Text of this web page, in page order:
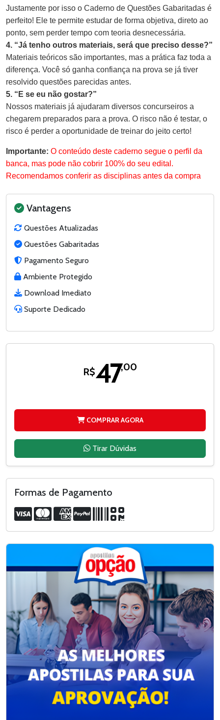
Justamente por isso o Caderno de Questões Gabaritadas é
perfeito! Ele te permite estudar de forma objetiva, direto ao
ponto, sem perder tempo com teoria desnecessária.
4. “Já tenho outros materiais, será que preciso desse?”
Materiais teóricos são importantes, mas a prática faz toda a
diferença. Você só ganha confiança na prova se já tiver
resolvido questões parecidas antes.
5. “E se eu não gostar?”
Nossos materiais já ajudaram diversos concurseiros a
chegarem preparados para a prova. O risco não é testar, o
risco é perder a oportunidade de treinar do jeito certo!
Importante: O conteúdo deste caderno segue o perfil da
banca, mas pode não cobrir 100% do seu edital.
Recomendamos conferir as disciplinas antes da compra
Vantagens
Questões Atualizadas
Questões Gabaritadas
Pagamento Seguro
Ambiente Protegido
Download Imediato
Suporte Dedicado
R$47,00
COMPRAR AGORA
Tirar Dúvidas
Formas de Pagamento